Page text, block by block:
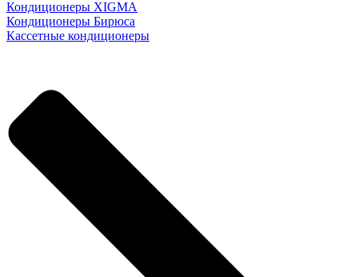
Кондиционеры XIGMA
Кондиционеры Бирюса
Кассетные кондиционеры